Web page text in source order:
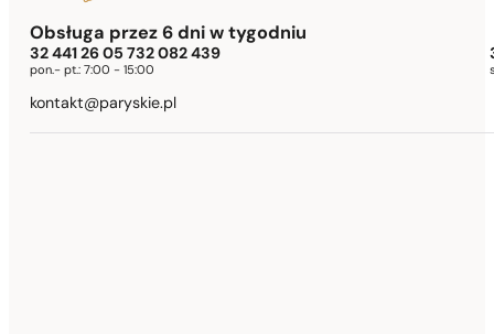
Obsługa przez 6 dni w tygodniu
32 441 26 05 732 082 439
pon.- pt.: 7:00 - 15:00
kontakt@paryskie.pl